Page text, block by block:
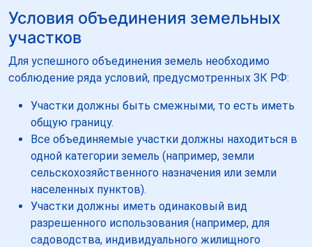
Условия объединения земельных
участков
Для успешного объединения земель необходимо
соблюдение ряда условий, предусмотренных ЗК РФ:
Участки должны быть смежными, то есть иметь
общую границу.
Все объединяемые участки должны находиться в
одной категории земель (например, земли
сельскохозяйственного назначения или земли
населенных пунктов).
Участки должны иметь одинаковый вид
разрешенного использования (например, для
садоводства, индивидуального жилищного